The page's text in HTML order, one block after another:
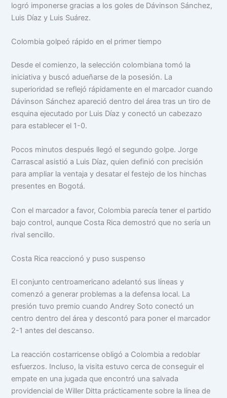
logró imponerse gracias a los goles de Dávinson Sánchez,
Luis Díaz y Luis Suárez.
Colombia golpeó rápido en el primer tiempo
Desde el comienzo, la selección colombiana tomó la
iniciativa y buscó adueñarse de la posesión. La
superioridad se reflejó rápidamente en el marcador cuando
Dávinson Sánchez apareció dentro del área tras un tiro de
esquina ejecutado por Luis Díaz y conectó un cabezazo
para establecer el 1-0.
Pocos minutos después llegó el segundo golpe. Jorge
Carrascal asistió a Luis Díaz, quien definió con precisión
para ampliar la ventaja y desatar el festejo de los hinchas
presentes en Bogotá.
Con el marcador a favor, Colombia parecía tener el partido
bajo control, aunque Costa Rica demostró que no sería un
rival sencillo.
Costa Rica reaccionó y puso suspenso
El conjunto centroamericano adelantó sus líneas y
comenzó a generar problemas a la defensa local. La
presión tuvo premio cuando Andrey Soto conectó un
centro dentro del área y descontó para poner el marcador
2-1 antes del descanso.
La reacción costarricense obligó a Colombia a redoblar
esfuerzos. Incluso, la visita estuvo cerca de conseguir el
empate en una jugada que encontró una salvada
providencial de Willer Ditta prácticamente sobre la línea de